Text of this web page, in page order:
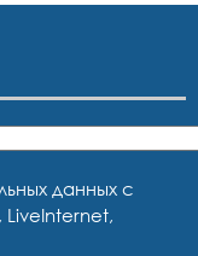
данных с